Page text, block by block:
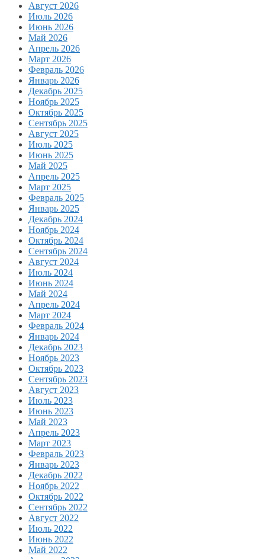
Август 2026
Июль 2026
Июнь 2026
Май 2026
Апрель 2026
Март 2026
Февраль 2026
Январь 2026
Декабрь 2025
Ноябрь 2025
Октябрь 2025
Сентябрь 2025
Август 2025
Июль 2025
Июнь 2025
Май 2025
Апрель 2025
Март 2025
Февраль 2025
Январь 2025
Декабрь 2024
Ноябрь 2024
Октябрь 2024
Сентябрь 2024
Август 2024
Июль 2024
Июнь 2024
Май 2024
Апрель 2024
Март 2024
Февраль 2024
Январь 2024
Декабрь 2023
Ноябрь 2023
Октябрь 2023
Сентябрь 2023
Август 2023
Июль 2023
Июнь 2023
Май 2023
Апрель 2023
Март 2023
Февраль 2023
Январь 2023
Декабрь 2022
Ноябрь 2022
Октябрь 2022
Сентябрь 2022
Август 2022
Июль 2022
Июнь 2022
Май 2022